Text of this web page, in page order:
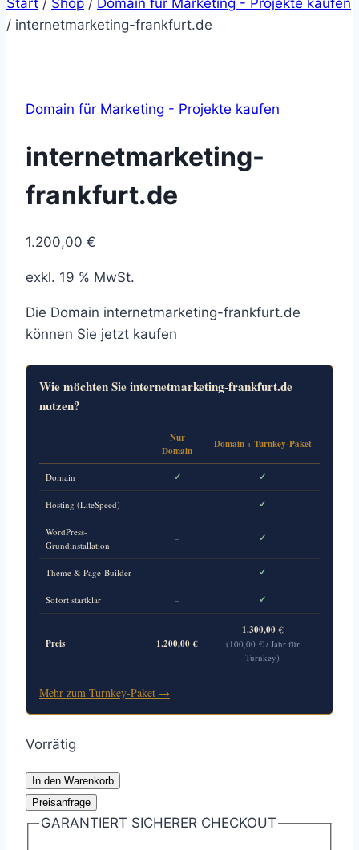
Start / Shop / Domain für Marketing - Projekte kaufen
/ internetmarketing-frankfurt.de
Domain für Marketing - Projekte kaufen
internetmarketing-
frankfurt.de
1.200,00 €
exkl. 19 % MwSt.
Die Domain internetmarketing-frankfurt.de
können Sie jetzt kaufen
Wie möchten Sie internetmarketing-frankfurt.de
nutzen?
Nur
Domain
Domain + Turnkey-Paket
Domain ✓ ✓
Hosting (LiteSpeed) – ✓
WordPress-
Grundinstallation
– ✓
Theme & Page-Builder – ✓
Sofort startklar – ✓
Preis 1.200,00€
1.300,00€
( 100,00 €/ Jahr für
Turnkey)
Mehr zum Turnkey-Paket →
Vorrätig
internetmarketing-
frankfurt.de
Menge
In den Warenkorb
Preisanfrage
GARANTIERT SICHERER CHECKOUT